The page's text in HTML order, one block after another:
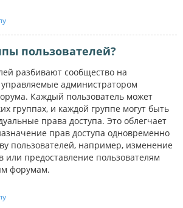
пользователей?
разбивают сообщество на
управляемые администратором
Каждый пользователь может
группах, и каждой группе могут быть
права доступа. Это облегчает
прав доступа одновременно
пользователей, например, изменение
или предоставление пользователям
форумам.